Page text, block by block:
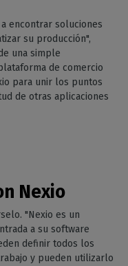
encontrar soluciones
su producción",
una simple
de comercio
para unir los puntos
de otras aplicaciones
Nexio
"Nexio es un
a su software
definir todos los
y pueden utilizarlo